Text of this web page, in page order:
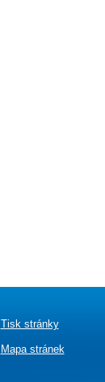
Tisk stránky
Mapa stránek